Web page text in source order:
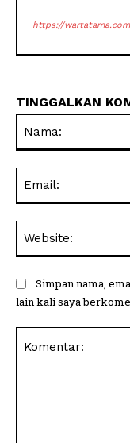
https://
TINGGALKAN
Simpan nama,
lain kali saya